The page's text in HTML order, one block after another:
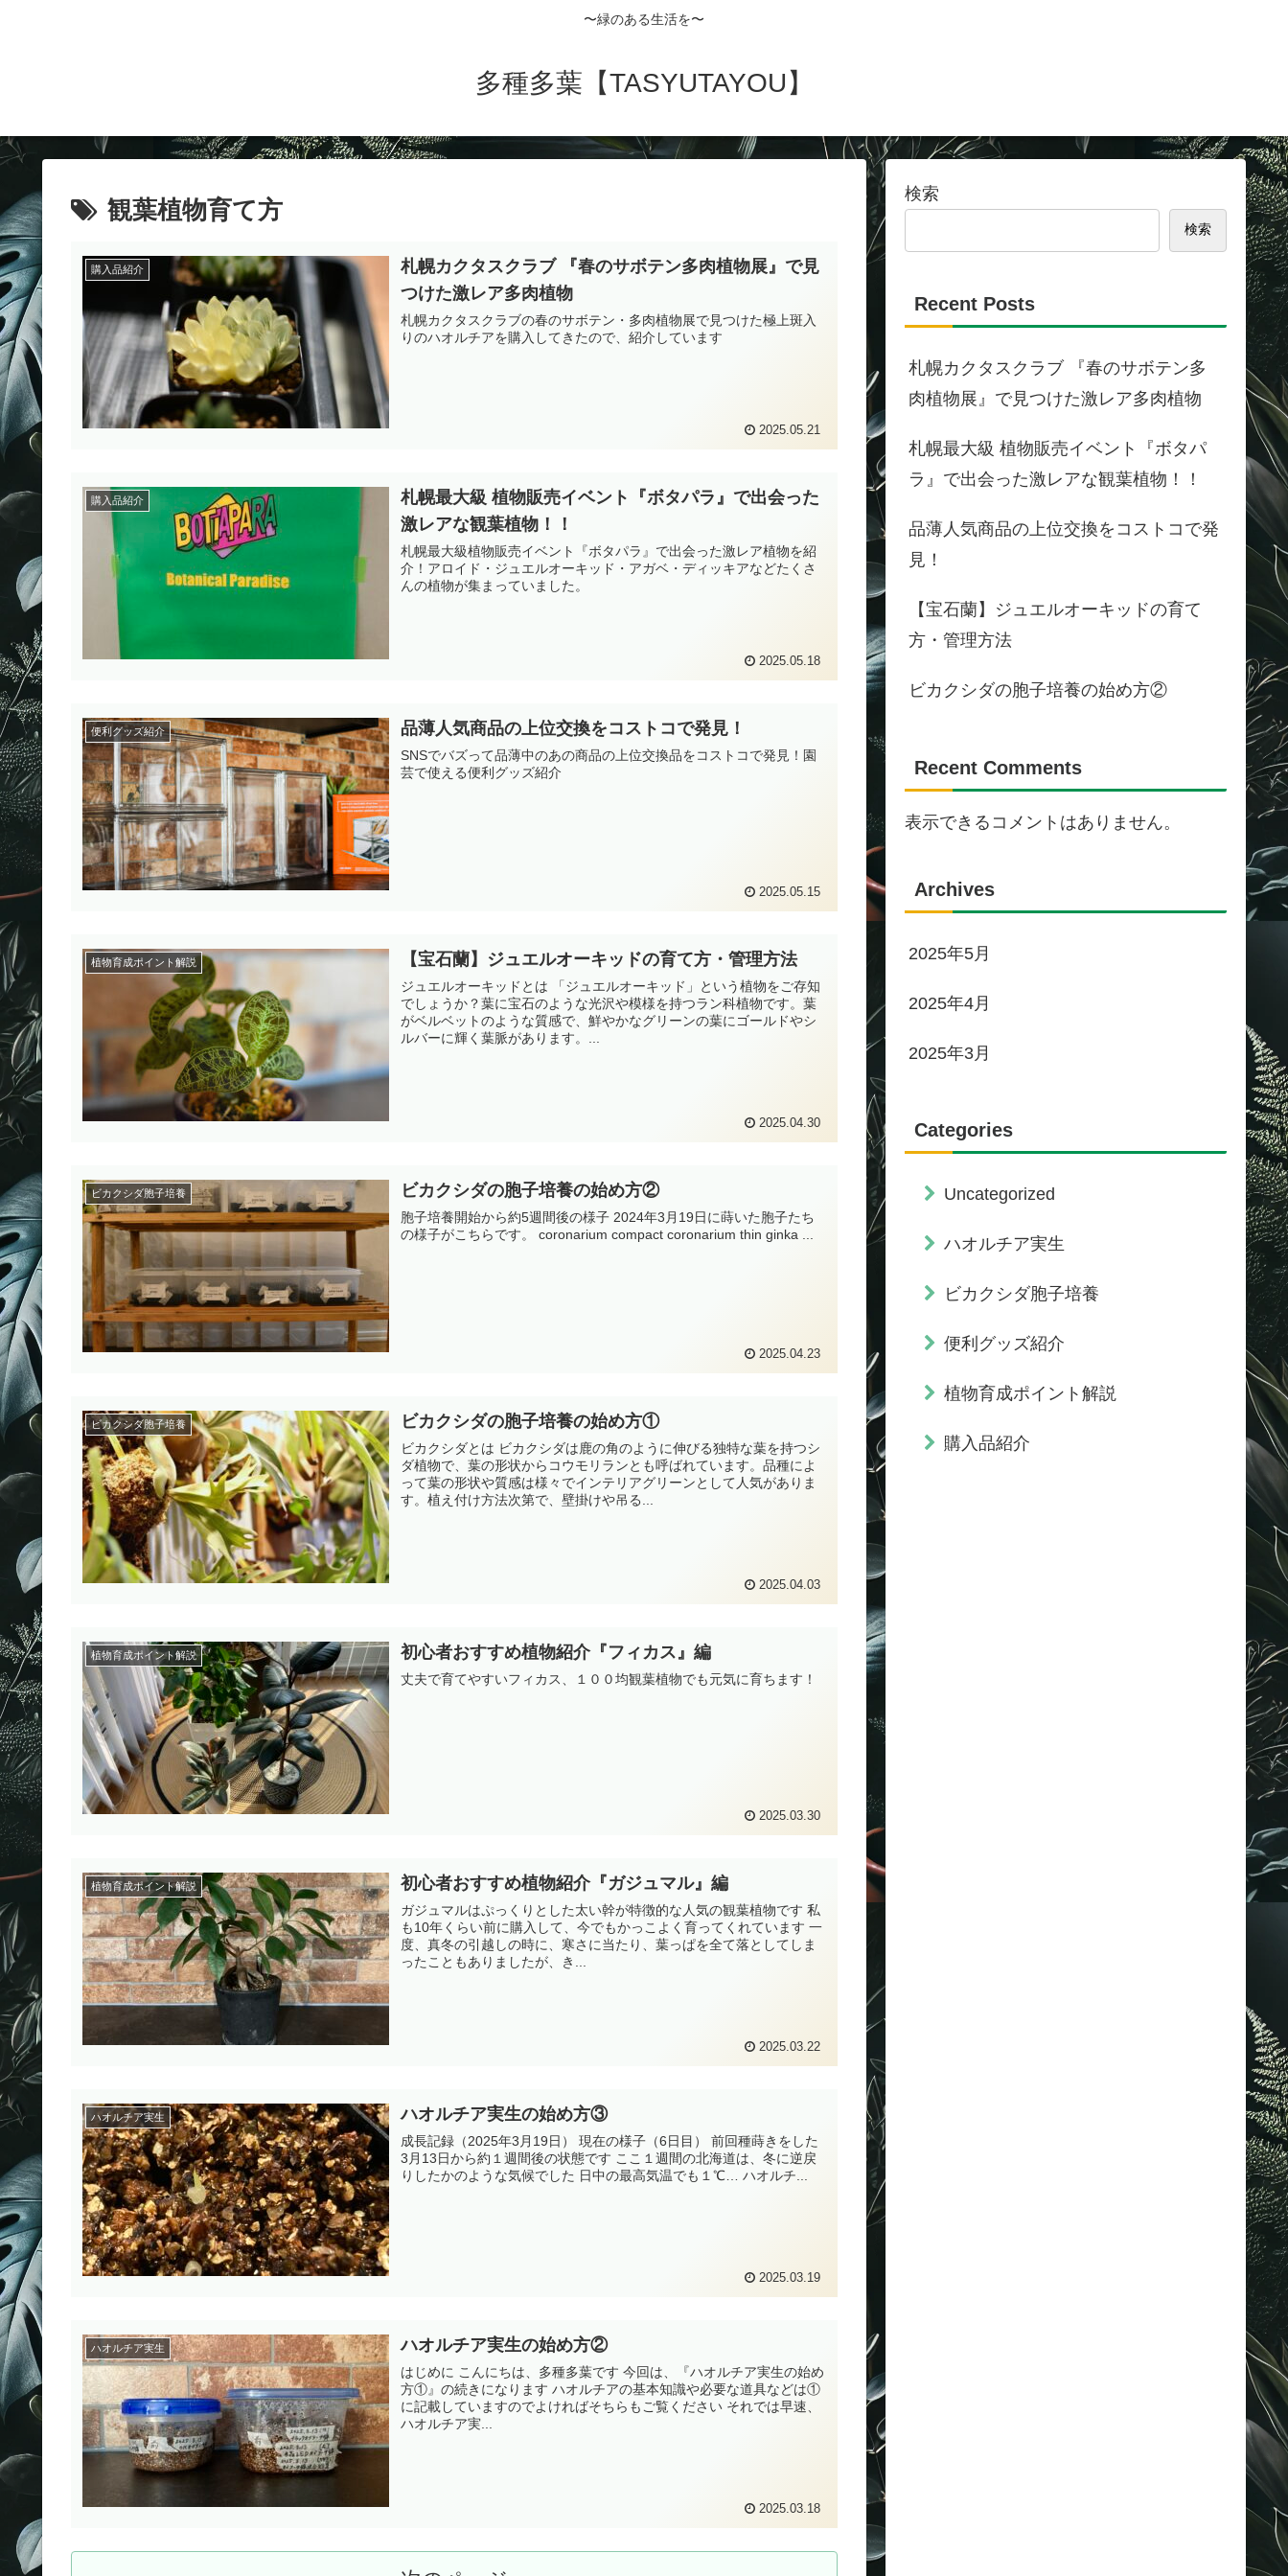
〜緑のある生活を〜
多種多葉【TASYUTAYOU】
観葉植物育て方
購入品紹介
札幌カクタスクラブ 『春のサボテン多肉植物展』で見
つけた激レア多肉植物
札幌カクタスクラブの春のサボテン・多肉植物展で見つけた極上斑入
りのハオルチアを購入してきたので、紹介しています
2025.05.21
購入品紹介
札幌最大級 植物販売イベント『ボタパラ』で出会った
激レアな観葉植物！！
札幌最大級植物販売イベント『ボタパラ』で出会った激レア植物を紹
介！アロイド・ジュエルオーキッド・アガベ・ディッキアなどたくさ
んの植物が集まっていました。
2025.05.18
便利グッズ紹介 品薄人気商品の上位交換をコストコで発見！
SNSでバズって品薄中のあの商品の上位交換品をコストコで発見！園
芸で使える便利グッズ紹介
2025.05.15
植物育成ポイント解説 【宝石蘭】ジュエルオーキッドの育て方・管理方法
ジュエルオーキッドとは 「ジュエルオーキッド」という植物をご存知
でしょうか？葉に宝石のような光沢や模様を持つラン科植物です。葉
がベルベットのような質感で、鮮やかなグリーンの葉にゴールドやシ
ルバーに輝く葉脈があります。...
2025.04.30
ビカクシダ胞子培養 ビカクシダの胞子培養の始め方②
胞子培養開始から約5週間後の様子 2024年3月19日に蒔いた胞子たち
の様子がこちらです。 coronarium compact coronarium thin ginka ...
2025.04.23
ビカクシダ胞子培養 ビカクシダの胞子培養の始め方①
ビカクシダとは ビカクシダは鹿の角のように伸びる独特な葉を持つシ
ダ植物で、葉の形状からコウモリランとも呼ばれています。品種によ
って葉の形状や質感は様々でインテリアグリーンとして人気がありま
す。植え付け方法次第で、壁掛けや吊る...
2025.04.03
植物育成ポイント解説 初心者おすすめ植物紹介『フィカス』編
丈夫で育てやすいフィカス、１００均観葉植物でも元気に育ちます！
2025.03.30
植物育成ポイント解説 初心者おすすめ植物紹介『ガジュマル』編
ガジュマルはぷっくりとした太い幹が特徴的な人気の観葉植物です 私
も10年くらい前に購入して、今でもかっこよく育ってくれています 一
度、真冬の引越しの時に、寒さに当たり、葉っぱを全て落としてしま
ったこともありましたが、き...
2025.03.22
ハオルチア実生 ハオルチア実生の始め方③
成長記録（2025年3月19日） 現在の様子（6日目） 前回種蒔きをした
3月13日から約１週間後の状態です ここ１週間の北海道は、冬に逆戻
りしたかのような気候でした 日中の最高気温でも１℃… ハオルチ...
2025.03.19
ハオルチア実生 ハオルチア実生の始め方②
はじめに こんにちは、多種多葉です 今回は、『ハオルチア実生の始め
方①』の続きになります ハオルチアの基本知識や必要な道具などは①
に記載していますのでよければそちらもご覧ください それでは早速、
ハオルチア実...
2025.03.18
検索
検索
Recent Posts
札幌カクタスクラブ 『春のサボテン多
肉植物展』で見つけた激レア多肉植物
札幌最大級 植物販売イベント『ボタパ
ラ』で出会った激レアな観葉植物！！
品薄人気商品の上位交換をコストコで発
見！
【宝石蘭】ジュエルオーキッドの育て
方・管理方法
ビカクシダの胞子培養の始め方②
Recent Comments
表示できるコメントはありません。
Archives
2025年5月
2025年4月
2025年3月
Categories
Uncategorized
ハオルチア実生
ビカクシダ胞子培養
便利グッズ紹介
植物育成ポイント解説
購入品紹介